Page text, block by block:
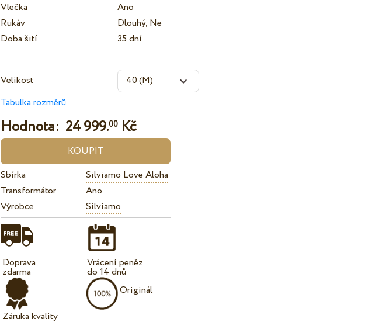
Vlečka
Ano
Rukáv
Dlouhý, Ne
Doba šití
35 dní
Velikost
Tabulka rozměrů
Hodnota: 24 999.00 Kč
Sbírka
Silviamo Love Aloha
Transformátor
Ano
Výrobce
Silviamo
Doprava
zdarma
Záruka kvality
Vrácení peněz
do 14 dnů
Originál